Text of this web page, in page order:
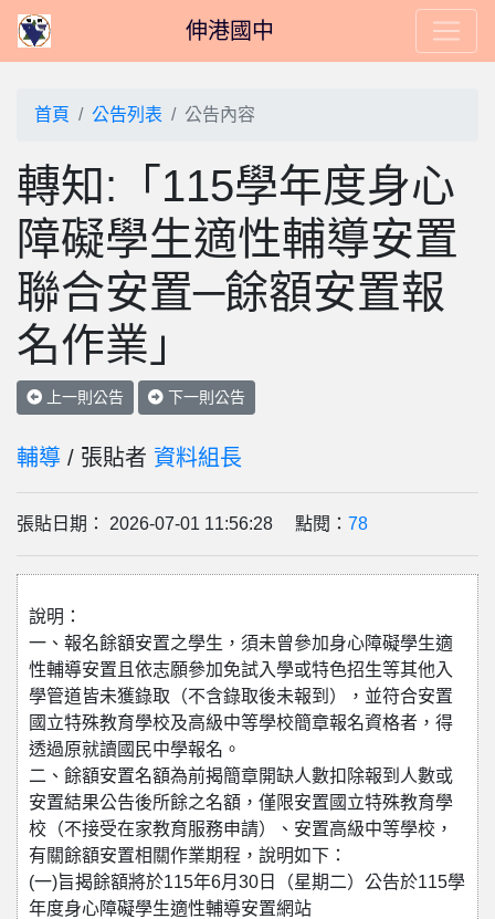
伸港國中
首頁 公告列表 公告內容
轉知:「115學年度身心
障礙學生適性輔導安置
聯合安置─餘額安置報
名作業」
上一則公告 下一則公告
輔導 / 張貼者 資料組長
張貼日期： 2026-07-01 11:56:28 點閱： 78
說明：
一、報名餘額安置之學生，須未曾參加身心障礙學生適
性輔導安置且依志願參加免試入學或特色招生等其他入
學管道皆未獲錄取（不含錄取後未報到），並符合安置
國立特殊教育學校及高級中等學校簡章報名資格者，得
透過原就讀國民中學報名。
二、餘額安置名額為前揭簡章開缺人數扣除報到人數或
安置結果公告後所餘之名額，僅限安置國立特殊教育學
校（不接受在家教育服務申請）、安置高級中等學校，
有關餘額安置相關作業期程，說明如下：
(一)旨揭餘額將於115年6月30日（星期二）公告於115學
年度身心障礙學生適性輔導安置網站